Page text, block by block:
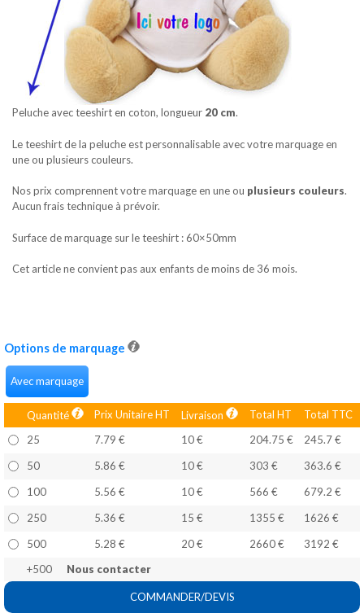
Peluche avec teeshirt en coton, longueur 20 cm.
Le teeshirt de la peluche est personnalisable avec votre marquage en
une ou plusieurs couleurs.
Nos prix comprennent votre marquage en une ou plusieurs couleurs.
Aucun frais technique à prévoir.
Surface de marquage sur le teeshirt : 60×50mm
Cet article ne convient pas aux enfants de moins de 36 mois.
Options de marquage
Avec marquage
Quantité Prix Unitaire HT Livraison Total HT
Total TTC
25
7.79 € 10 € 204.75 €
245.7 €
50
5.86 € 10 € 303 €
363.6 €
100
5.56 € 10 € 566 €
679.2 €
250
5.36 € 15 € 1355 €
1626 €
500
5.28 € 20 € 2660 €
3192 €
+500
Nous contacter
COMMANDER/DEVIS